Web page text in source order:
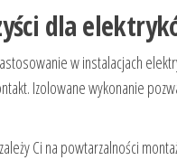
dla
w instalacjach
Izolowane wykonanie
Ci na powtarzalności